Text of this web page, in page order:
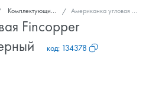
Комплектующие для полотенцесушителей Американка угловая Fincopper 3/4"х1/2" г/ш черный
Fincopper
код: 134378